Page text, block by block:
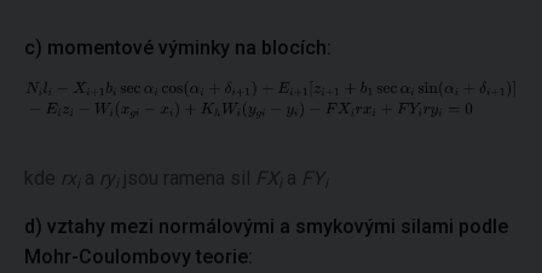
c) momentové výminky na blocích:
kde rxi a ryi jsou ramena sil FXi a FYi
d) vztahy mezi normálovými a smykovými silami podle
Mohr-Coulombovy teorie: